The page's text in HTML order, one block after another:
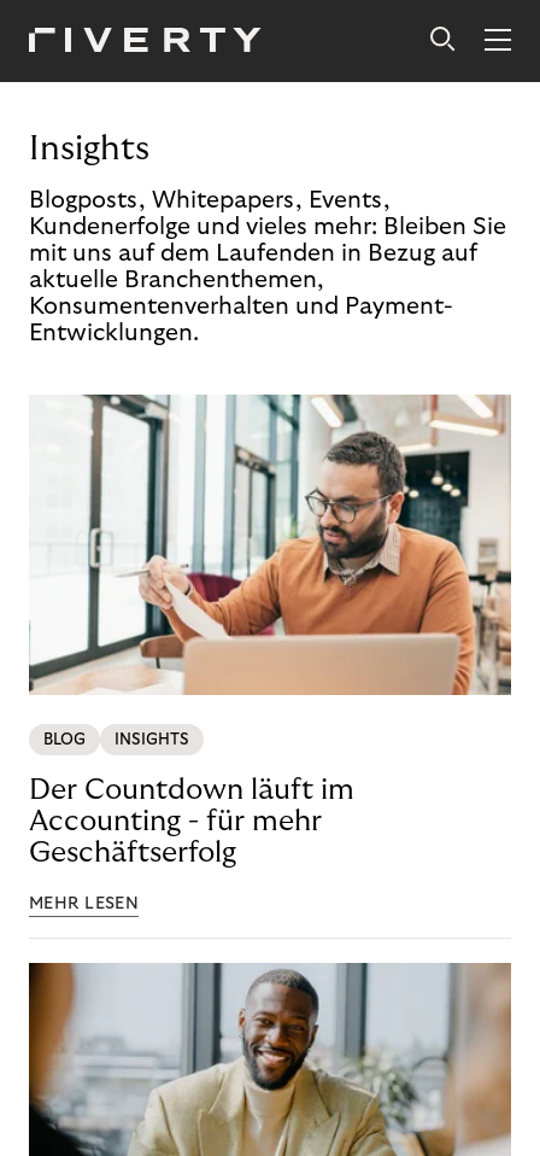
Insights
Blogposts, Whitepapers, Events,
Kundenerfolge und vieles mehr: Bleiben Sie
mit uns auf dem Laufenden in Bezug auf
aktuelle Branchenthemen,
Konsumentenverhalten und Payment-
Entwicklungen.
BLOG INSIGHTS
Der Countdown läuft im
Accounting - für mehr
Geschäftserfolg
MEHR LESEN